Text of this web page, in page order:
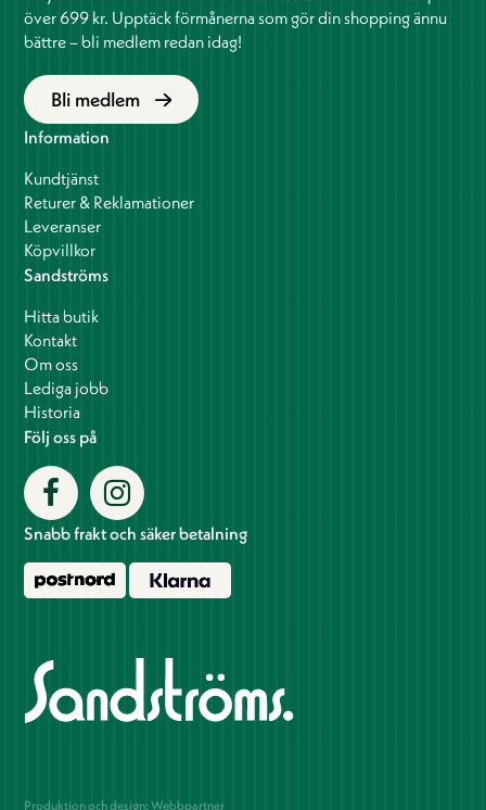
över 699 kr. Upptäck förmånerna som gör din shopping ännu
bättre – bli medlem redan idag!
Bli medlem
Information
Kundtjänst
Returer & Reklamationer
Leveranser
Köpvillkor
Sandströms
Hitta butik
Kontakt
Om oss
Lediga jobb
Historia
Följ oss på
Snabb frakt och säker betalning
Produktion och design: Webbpartner